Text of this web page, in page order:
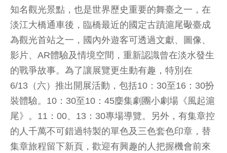
知名觀光景點，也是世界歷史重要的舞臺之一，在
淡江大橋通車後，臨橋最近的國定古蹟滬尾礮臺成
為觀光首站之一，國內外遊客可透過文獻、圖像、
影片、AR體驗及情境空間，重新認識曾在淡水發生
的戰爭故事。為了讓展覽更生動有趣，特別在
6/13（六）推出開展活動，包括10：30至16：30扮
裝體驗。10：30至10：45麇集劇團小劇場《風起滬
尾》。11：00、13：30專場導覽。另外，有集章控
的人千萬不可錯過特製的單色及三色套色印章，替
集章旅程留下新頁，歡迎有興趣的人把握機會前來